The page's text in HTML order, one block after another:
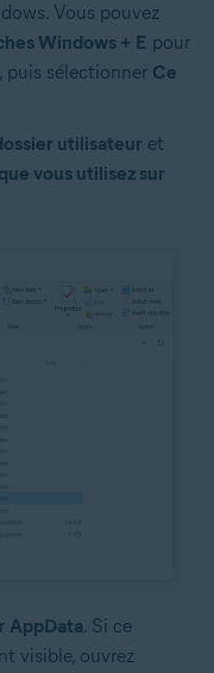
Vous pouvez
Windows + E pour
, puis sélectionner Ce
utilisateur et
vous utilisez sur
AppData. Si ce
visible, ouvrez